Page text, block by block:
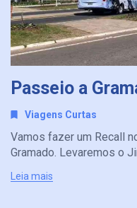
Passeio a
Viagens Curtas
Vamos fazer um Recall
Gramado. Levaremos o
Leia mais